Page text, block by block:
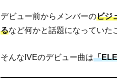
デビュー前からメンバーのビジ
るなど何かと話題になっていた
そんなIVEのデビュー曲は「